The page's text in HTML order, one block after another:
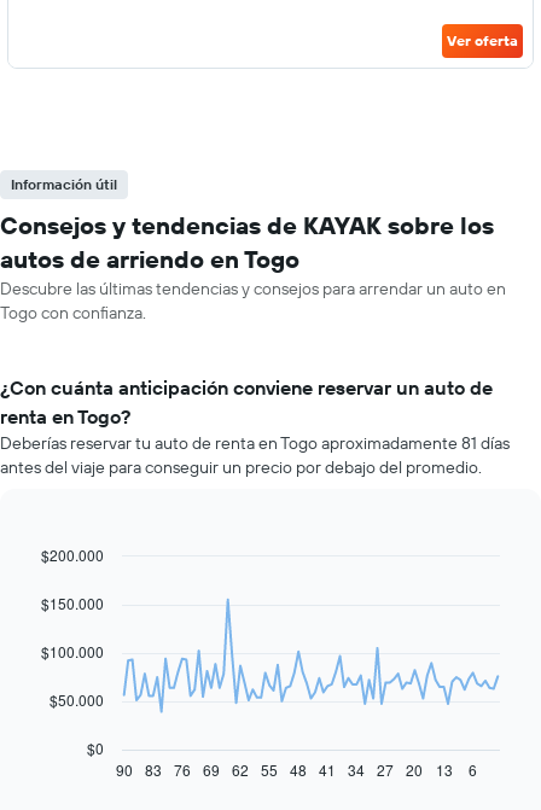
Ver oferta
Información útil
Consejos y tendencias de KAYAK sobre los
autos de arriendo en Togo
Descubre las últimas tendencias y consejos para arrendar un auto en
Togo con confianza.
¿Con cuánta anticipación conviene reservar un auto de
renta en Togo?
Deberías reservar tu auto de renta en Togo aproximadamente 81 días
antes del viaje para conseguir un precio por debajo del promedio.
Line
91
points.
Chart
$0
$50.000
$100.000
$150.000
$200.000
90 48 6
83 76 69 62 55 41 34 27 20 13